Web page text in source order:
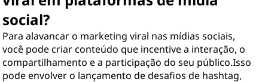
social?
Para alavancar o marketing viral nas mídias sociais,
você pode criar conteúdo que incentive a interação, o
compartilhamento e a participação do seu público.Isso
pode envolver o lançamento de desafios de hashtag,